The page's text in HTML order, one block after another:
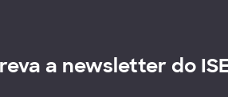
a newsletter do